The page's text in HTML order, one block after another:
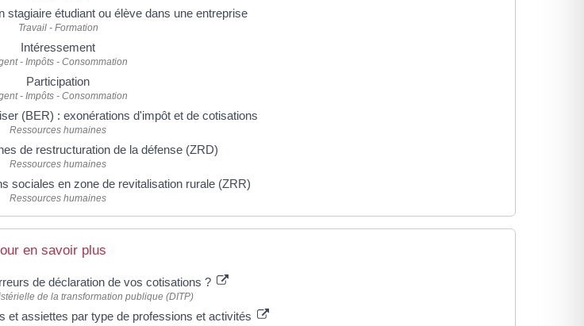
stagiaire étudiant ou élève dans une entreprise
Travail - Formation
Intéressement
- Impôts - Consommation
Participation
- Impôts - Consommation
(BER) : exonérations d'impôt et de cotisations
Ressources humaines
de restructuration de la défense (ZRD)
Ressources humaines
sociales en zone de revitalisation rurale (ZRR)
Ressources humaines
en savoir plus
de déclaration de vos cotisations ?
de la transformation publique (DITP)
et assiettes par type de professions et activités